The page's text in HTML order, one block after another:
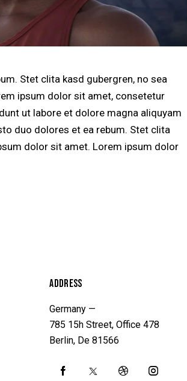
Stet clita kasd gubergren, no sea
ipsum dolor sit amet, consetetur
ut labore et dolore magna aliquyam
duo dolores et ea rebum. Stet clita
dolor sit amet. Lorem ipsum dolor
ADDRESS
Germany —
785 15h Street, Office 478
Berlin, De 81566